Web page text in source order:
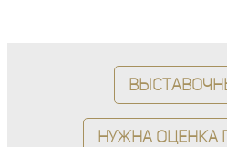
Нужна оценка